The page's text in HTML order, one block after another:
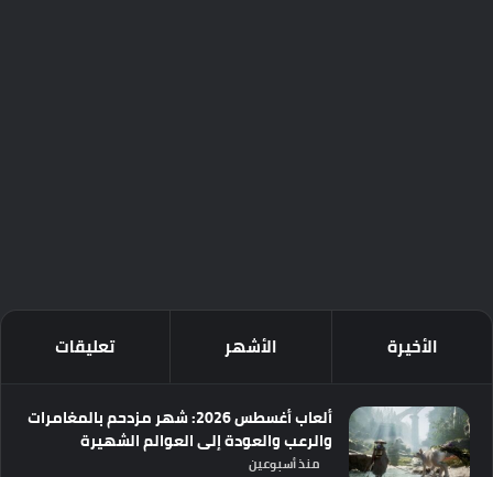
الأخيرة الأشهر تعليقات
ألعاب أغسطس 2026: شهر مزدحم بالمغامرات
والرعب والعودة إلى العوالم الشهيرة
منذ أسبوعين